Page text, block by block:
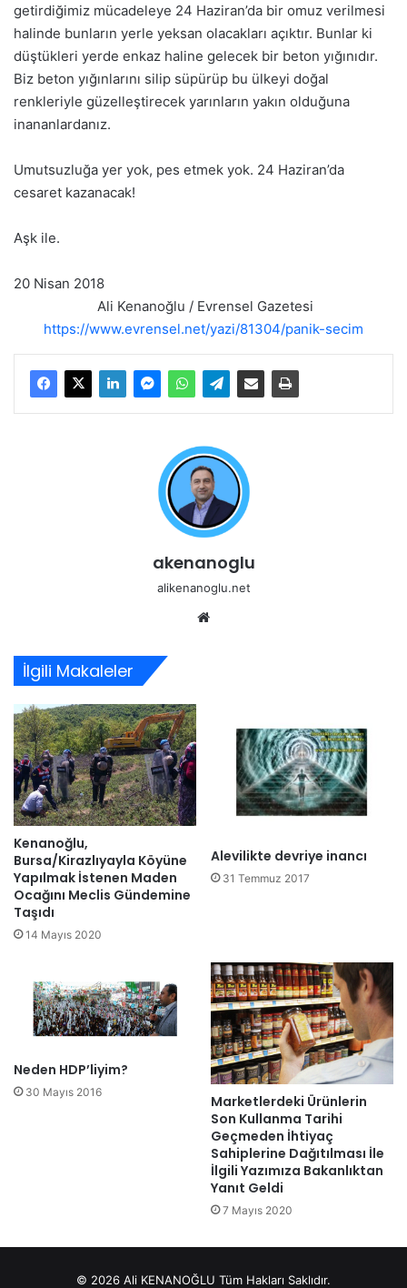
getirdiğimiz mücadeleye 24 Haziran’da bir omuz verilmesi
halinde bunların yerle yeksan olacakları açıktır. Bunlar ki
düştükleri yerde enkaz haline gelecek bir beton yığınıdır.
Biz beton yığınlarını silip süpürüp bu ülkeyi doğal
renkleriyle güzelleştirecek yarınların yakın olduğuna
inananlardanız.
Umutsuzluğa yer yok, pes etmek yok. 24 Haziran’da
cesaret kazanacak!
Aşk ile.
20 Nisan 2018
Ali Kenanoğlu / Evrensel Gazetesi
https://www.evrensel.net/yazi/81304/panik-secim
akenanoglu
alikenanoglu.net
İlgili Makaleler
Kenanoğlu,
Bursa/Kirazlıyayla Köyüne
Yapılmak İstenen Maden
Ocağını Meclis Gündemine
Taşıdı
14 Mayıs 2020
Alevilikte devriye inancı
31 Temmuz 2017
Neden HDP’liyim?
30 Mayıs 2016
Marketlerdeki Ürünlerin
Son Kullanma Tarihi
Geçmeden İhtiyaç
Sahiplerine Dağıtılması İle
İlgili Yazımıza Bakanlıktan
Yanıt Geldi
7 Mayıs 2020
© 2026 Ali KENANOĞLU Tüm Hakları Saklıdır.